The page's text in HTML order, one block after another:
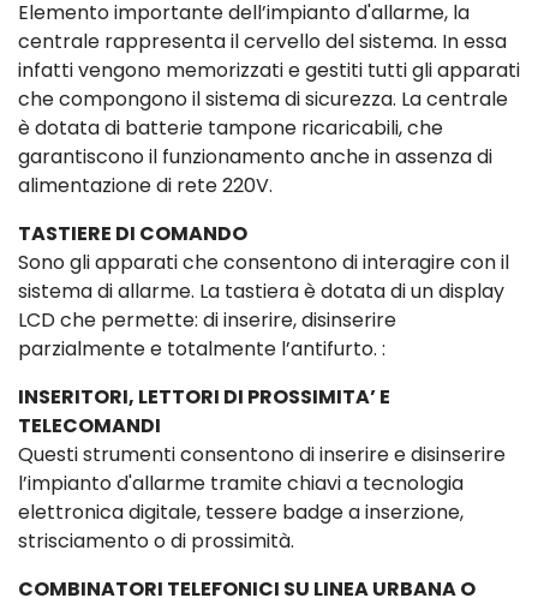
Elemento importante dell’impianto d'allarme, la
centrale rappresenta il cervello del sistema. In essa
infatti vengono memorizzati e gestiti tutti gli apparati
che compongono il sistema di sicurezza. La centrale
è dotata di batterie tampone ricaricabili, che
garantiscono il funzionamento anche in assenza di
alimentazione di rete 220V.
TASTIERE DI COMANDO
Sono gli apparati che consentono di interagire con il
sistema di allarme. La tastiera è dotata di un display
LCD che permette: di inserire, disinserire
parzialmente e totalmente l’antifurto. :
INSERITORI, LETTORI DI PROSSIMITA’ E
TELECOMANDI
Questi strumenti consentono di inserire e disinserire
l’impianto d'allarme tramite chiavi a tecnologia
elettronica digitale, tessere badge a inserzione,
strisciamento o di prossimità.
COMBINATORI TELEFONICI SU LINEA URBANA O